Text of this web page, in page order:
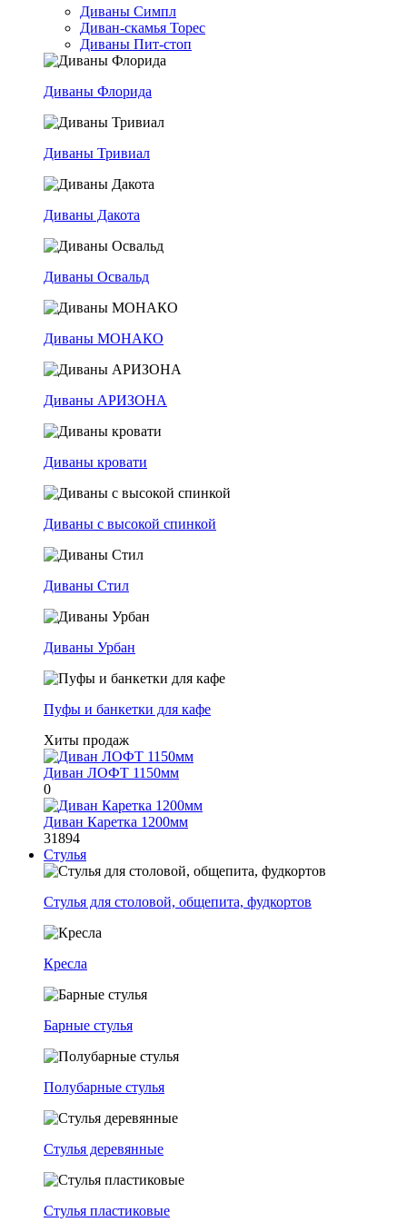
Диваны Симпл
Диван-скамья Торес
Диваны Пит-стоп
Диваны Флорида
Диваны Тривиал
Диваны Дакота
Диваны Освальд
Диваны МОНАКО
Диваны АРИЗОНА
Диваны кровати
Диваны с высокой спинкой
Диваны Стил
Диваны Урбан
Пуфы и банкетки для кафе
Хиты продаж
Диван ЛОФТ 1150мм
0
Диван Каретка 1200мм
31894
Стулья
Стулья для столовой, общепита, фудкортов
Кресла
Барные стулья
Полубарные стулья
Стулья деревянные
Стулья пластиковые